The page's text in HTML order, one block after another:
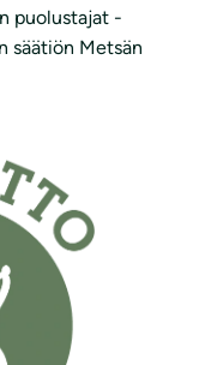
puolustajat -
säätiön Metsän